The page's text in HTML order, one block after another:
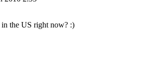
the US right now? :)